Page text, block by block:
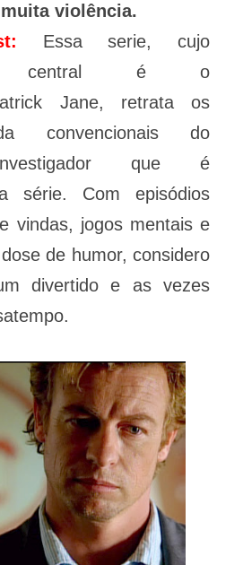
violência.
Essa serie, cujo
central é o
Jane, retrata os
convencionais do
que é
série. Com episódios
vindas, jogos mentais e
de humor, considero
divertido e as vezes